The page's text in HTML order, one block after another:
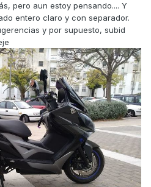
pero aun estoy pensando.... Y
entero claro y con separador.
y por supuesto, subid